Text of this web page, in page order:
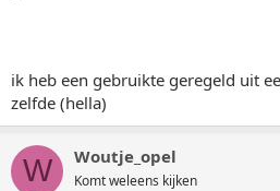
ik heb een gebruikte geregeld uit
zelfde (hella)
W Woutje_opel
Komt weleens kijken